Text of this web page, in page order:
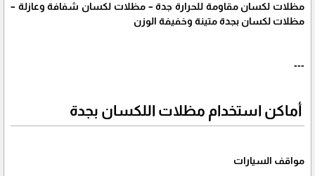
مظلات لكسان مقاومة للحرارة جدة – مظلات لكسان شفافة وعازلة –
مظلات لكسان بجدة متينة وخفيفة الوزن
---
أماكن استخدام مظلات اللكسان بجدة
مواقف السيارات